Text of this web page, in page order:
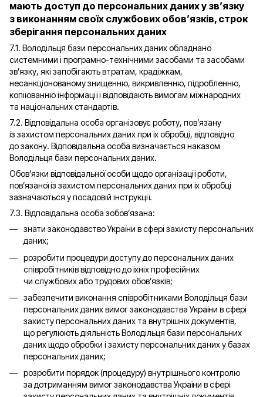
мають доступ до персональних даних у зв’язку
з виконанням своїх службових обов’язків, строк
зберігання персональних даних
7.1. Володільця бази персональних даних обладнано
системними і програмно-технічними засобами та засобами
зв’язку, які запобігають втратам, крадіжкам,
несанкціонованому знищенню, викривленню, підробленню,
копіюванню інформації і відповідають вимогам міжнародних
та національних стандартів.
7.2. Відповідальна особа організовує роботу, пов’язану
із захистом персональних даних при їх обробці, відповідно
до закону. Відповідальна особа визначається наказом
Володільця бази персональних даних.
Обов’язки відповідальної особи щодо організації роботи,
пов’язаної із захистом персональних даних при їх обробці
зазначаються у посадовій інструкції.
7.3. Відповідальна особа зобов’язана:
знати законодавство України в сфері захисту персональних
даних;
розробити процедури доступу до персональних даних
співробітників відповідно до їхніх професійних
чи службових або трудових обов’язків;
забезпечити виконання співробітниками Володільця бази
персональних даних вимог законодавства України в сфері
захисту персональних даних та внутрішніх документів,
що регулюють діяльність Володільця бази персональних
даних щодо обробки і захисту персональних даних у базах
персональних даних;
розробити порядок (процедуру) внутрішнього контролю
за дотриманням вимог законодавства України в сфері